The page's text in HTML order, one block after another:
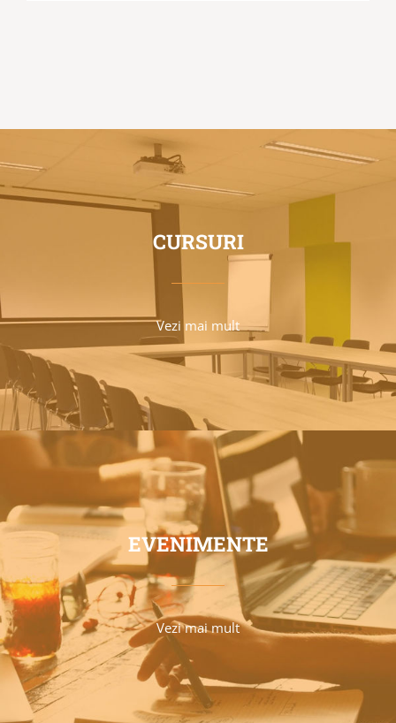
CURSURI
Vezi mai mult
EVENIMENTE
Vezi mai mult